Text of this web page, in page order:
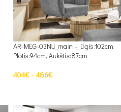
AR-MEG-03NU_main – Ilgis:102cm,
Plotis:94cm, Aukštis:87cm
404€–486€